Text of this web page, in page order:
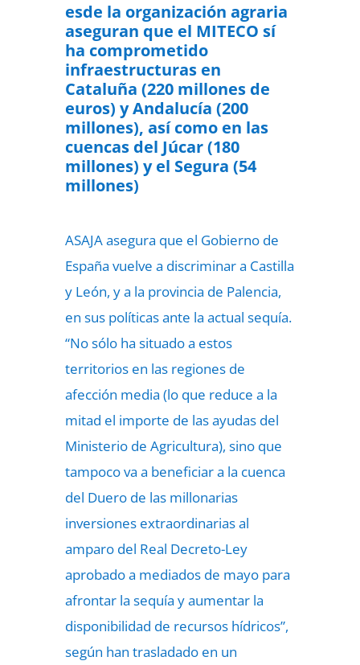
esde la organización agraria
aseguran que el MITECO sí
ha comprometido
infraestructuras en
Cataluña (220 millones de
euros) y Andalucía (200
millones), así como en las
cuencas del Júcar (180
millones) y el Segura (54
millones)
ASAJA asegura que el Gobierno de
España vuelve a discriminar a Castilla
y León, y a la provincia de Palencia,
en sus políticas ante la actual sequía.
“No sólo ha situado a estos
territorios en las regiones de
afección media (lo que reduce a la
mitad el importe de las ayudas del
Ministerio de Agricultura), sino que
tampoco va a beneficiar a la cuenca
del Duero de las millonarias
inversiones extraordinarias al
amparo del Real Decreto-Ley
aprobado a mediados de mayo para
afrontar la sequía y aumentar la
disponibilidad de recursos hídricos”,
según han trasladado en un